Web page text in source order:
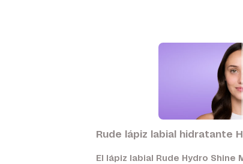
Rude lápiz labial hidratante
El lápiz labial Rude Hydro